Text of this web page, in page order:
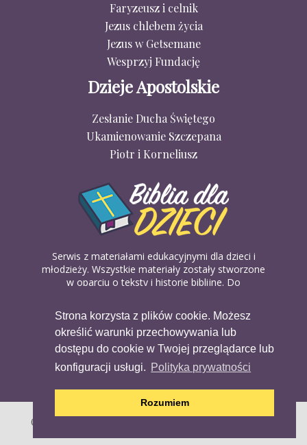
Strona korzysta z plików cookie. Możesz
określić warunki przechowywania lub
dostępu do cookie w Twojej przeglądarce lub
konfiguracji usługi. Polityka prywatności
Rozumiem
Faryzeusz i celnik
Jezus chlebem życia
Jezus w Getsemane
Wesprzyj Fundację
Dzieje Apostolskie
Zesłanie Ducha Świętego
Ukamienowanie Szczepana
Piotr i Korneliusz
Serwis z materiałami edukacyjnymi dla dzieci i
młodzieży. Wszystkie materiały zostały stworzone
w oparciu o teksty i historie biblijne. Do
biblijnych. Można je pobierać, drukować i
udostępniać bez żadnych opłat. Materiałów
dostępnych na serwisie nie można wykorzystywać
w celach komercyjnych.
Copyright (c) 2020 Copyright Holder All Rights Reserved.